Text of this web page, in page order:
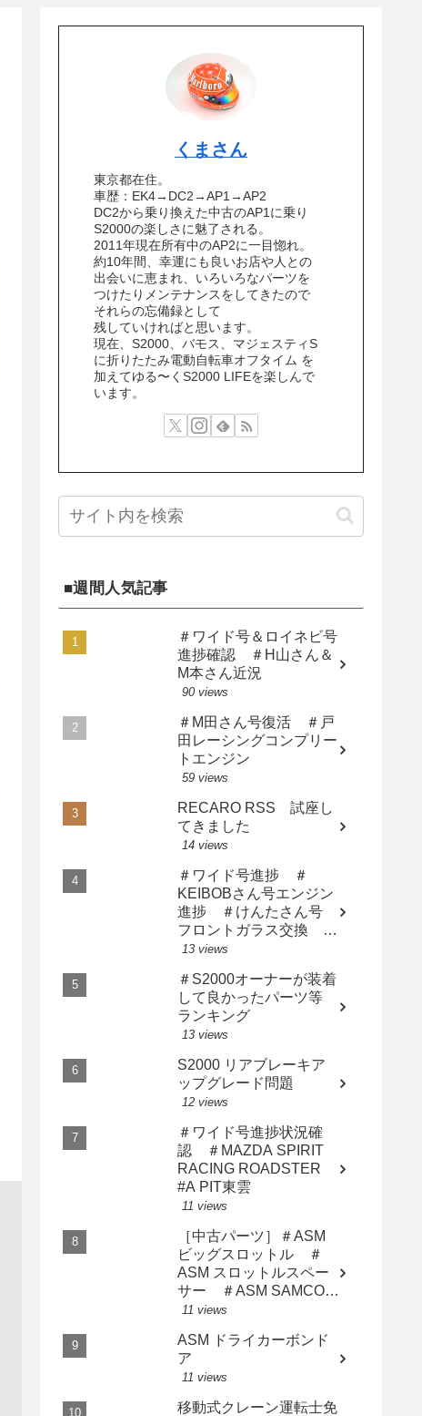
くまさん
東京都在住。
車歴：EK4→DC2→AP1→AP2
DC2から乗り換えた中古のAP1に乗り
S2000の楽しさに魅了される。
2011年現在所有中のAP2に一目惚れ。
約10年間、幸運にも良いお店や人との
出会いに恵まれ、いろいろなパーツを
つけたりメンテナンスをしてきたので
それらの忘備録として
残していければと思います。
現在、S2000、バモス、マジェスティS
に折りたたみ電動自転車オフタイム を
加えてゆる〜くS2000 LIFEを楽しんで
います。
■週間人気記事
＃ワイド号＆ロイネビ号
進捗確認 ＃H山さん＆
M本さん近況
90 views
＃M田さん号復活 ＃戸
田レーシングコンプリー
トエンジン
59 views
RECARO RSS 試座し
てきました
14 views
＃ワイド号進捗 ＃
KEIBOBさん号エンジン
進捗 ＃けんたさん号
フロントガラス交換 ＃
サト橙さん漢の中の漢に
13 views
＃S2000オーナーが装着
して良かったパーツ等
ランキング
13 views
S2000 リアブレーキア
ップグレード問題
12 views
＃ワイド号進捗状況確
認 ＃MAZDA SPIRIT
RACING ROADSTER
#A PIT東雲
11 views
［中古パーツ］＃ASM
ビッグスロットル ＃
ASM スロットルスペー
サー ＃ASM SAMCO
インテークホース AP2
11 views
ASM ドライカーボンド
ア
11 views
移動式クレーン運転士免